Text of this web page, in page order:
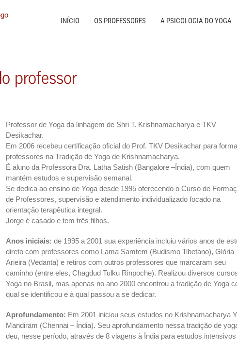
INÍCIO OS PROFESSORES A PSICOLOGIA DO YOGA
professor
Professor de Yoga da linhagem de Shri T. Krishnamacharya e TKV
Desikachar.
Em 2006 recebeu certificação oficial do Prof. TKV Desikachar para
professores na Tradição de Yoga de Krishnamacharya.
É aluno da Professora Dra. Latha Satish (Bangalore –Índia), com quem
mantém estudos e supervisão semanal.
Se dedica ao ensino de Yoga desde 1995 oferecendo o Curso de
de Professores, supervisão e atendimento individualizado focado na
orientação terapêutica integral.
Jorge é casado e tem três filhos.
Anos iniciais: de 1995 a 2001 sua experiência incluiu vários anos de
direto com professores como Lama Samtem (Budismo Tibetano), Glória
Arieira (Vedanta) e retiros com outros professores que marcaram seu
caminho (entre eles, Chagdud Tulku Rinpoche). Realizou diversos
Yoga no Brasil, mas apenas no ano 2000 encontrou a tradição de Yoga
qual se identificou e à qual passou a se dedicar.
Aprofundamento: Em 2001 iniciou seus estudos no Krishnamacharya
Mandiram (Chennai – Índia). Seu aprofundamento nessa tradição de
deu, nesse período, através de 8 viagens à Índia para estudos intensivos